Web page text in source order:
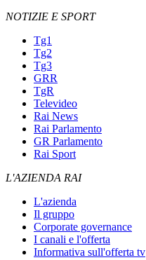
NOTIZIE E SPORT
Tg1
Tg2
Tg3
GRR
TgR
Televideo
Rai News
Rai Parlamento
GR Parlamento
Rai Sport
L'AZIENDA RAI
L'azienda
Il gruppo
Corporate governance
I canali e l'offerta
Informativa sull'offerta tv